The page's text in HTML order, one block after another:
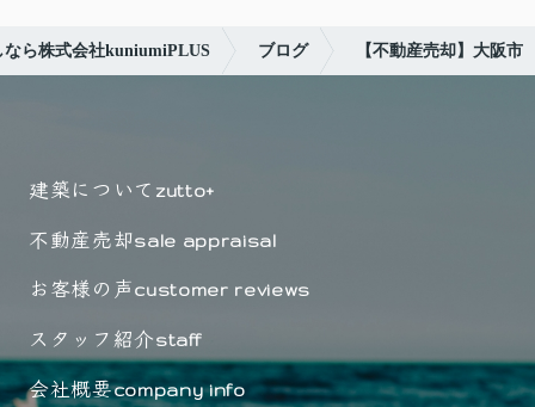
ら株式会社kuniumiPLUS ブログ 【不動産売却】大阪市
建築について zutto+
不動産売却sale appraisal
お客様の声customer reviews
スタッフ紹介staff
会社概要company info